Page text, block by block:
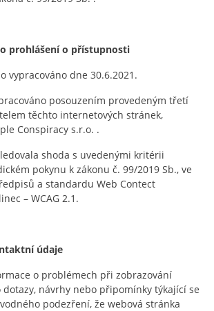
prohlášení o přístupnosti
vypracováno dne 30.6.2021.
posouzením provedeným třetí
těchto internetových stránek,
Conspiracy s.r.o. .
shoda s uvedenými kritérii
pokynu k zákonu č. 99/2019 Sb., ve
a standardu Web Contect
– WCAG 2.1.
údaje
o problémech při zobrazování
návrhy nebo připomínky týkající se
podezření, že webová stránka